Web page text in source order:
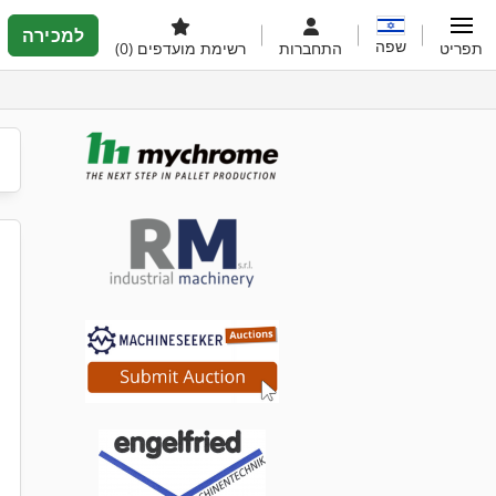
למכירה
רשימת מועדפים (0) התחברות שפה תפריט